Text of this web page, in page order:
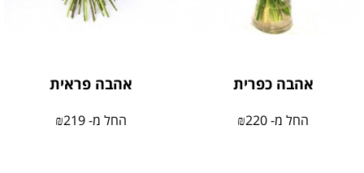
אהבה כפרית
החל מ- ₪220
אהבה פראית
החל מ- ₪219